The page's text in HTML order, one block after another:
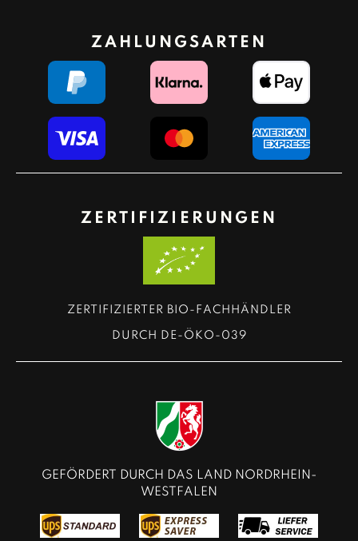
ZAHLUNGSARTEN
ZERTIFIZIERUNGEN
ZERTIFIZIERTER BIO-FACHHÄNDLER
DURCH DE-ÖKO-039
GEFÖRDERT DURCH DAS LAND NORDRHEIN-
WESTFALEN